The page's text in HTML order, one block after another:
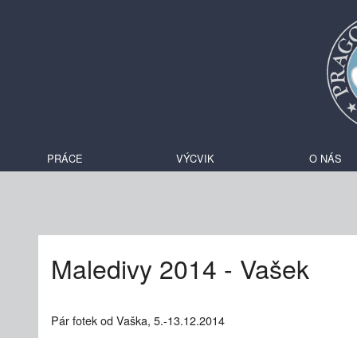
PRÁCE VÝCVIK O NÁS
Maledivy 2014 - Vašek
Pár fotek od Vaška, 5.-13.12.2014